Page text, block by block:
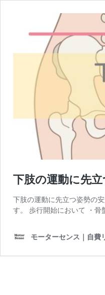
下肢の運動に先
下肢の運動に先立つ姿勢の
す。 歩行開始において ・
モーターセンス｜自費